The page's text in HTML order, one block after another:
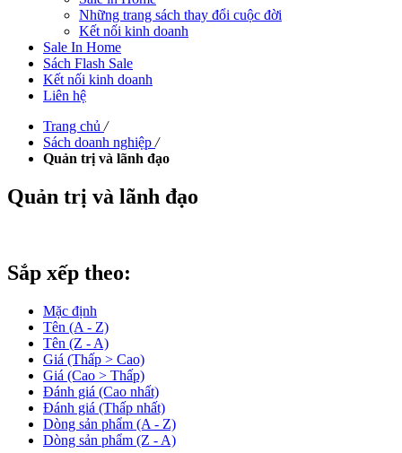
Những trang sách thay đổi cuộc đời
Kết nối kinh doanh
Sale In Home
Sách Flash Sale
Kết nối kinh doanh
Liên hệ
Trang chủ /
Sách doanh nghiệp /
Quản trị và lãnh đạo
Quản trị và lãnh đạo
Sắp xếp theo:
Mặc định
Tên (A - Z)
Tên (Z - A)
Giá (Thấp > Cao)
Giá (Cao > Thấp)
Đánh giá (Cao nhất)
Đánh giá (Thấp nhất)
Dòng sản phẩm (A - Z)
Dòng sản phẩm (Z - A)